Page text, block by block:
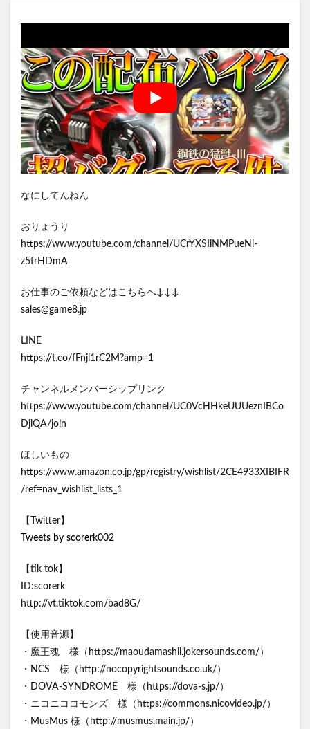
なにしてんねん
おりょうり
https://www.youtube.com/channel/UCrYXSIiNMPueNl-
z5frHDmA
お仕事のご依頼などはこちらへ↓↓↓
sales@game8.jp
LINE
https://t.co/fFnjl1rC2M?amp=1
チャンネルメンバーシップリンク
https://www.youtube.com/channel/UC0VcHHkeUUUeznIBCo
DjlQA/join
ほしいもの
https://www.amazon.co.jp/gp/registry/wishlist/2CE4933XIBIFR
/ref=nav_wishlist_lists_1
【Twitter】
Tweets by scorerk002
【tik tok】
ID:scorerk
http://vt.tiktok.com/bad8G/
【使用音源】
・魔王魂 様（https://maoudamashii.jokersounds.com/）
・NCS 様（http://nocopyrightsounds.co.uk/）
・DOVA-SYNDROME 様（https://dova-s.jp/）
・ニコニココモンズ 様（https://commons.nicovideo.jp/）
・MusMus 様（http://musmus.main.jp/）